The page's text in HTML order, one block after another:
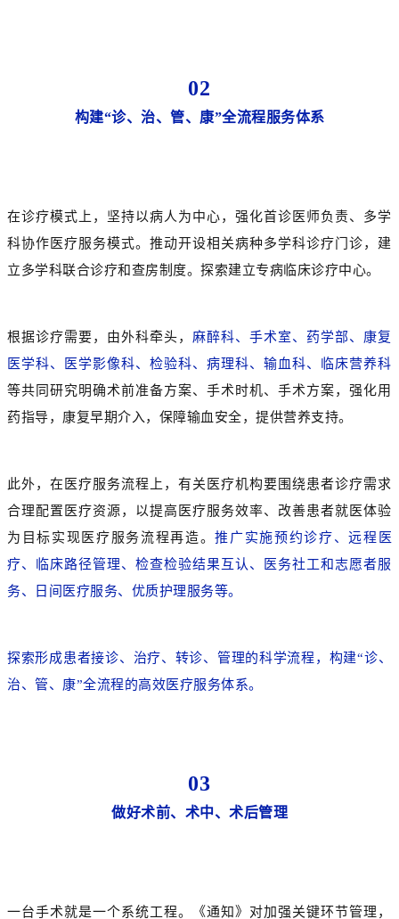
02
构建“诊、治、管、康”全流程服务体系
在诊疗模式上，坚持以病人为中心，强化首诊医师负责、多学
科协作医疗服务模式。推动开设相关病种多学科诊疗门诊，建
立多学科联合诊疗和查房制度。探索建立专病临床诊疗中心。
根据诊疗需要，由外科牵头， 麻醉科、手术室、药学部、康复
医学科、医学影像科、检验科、病理科、输血科、临床营养科
等共同研究明确术前准备方案、手术时机、手术方案，强化用
药指导，康复早期介入，保障输血安全，提供营养支持。
此外，在医疗服务流程上，有关医疗机构要围绕患者诊疗需求
合理配置医疗资源，以提高医疗服务效率、改善患者就医体验
为目标实现医疗服务流程再造。推广实施预约诊疗、远程医
疗、临床路径管理、检查检验结果互认、医务社工和志愿者服
务、日间医疗服务、优质护理服务等。
探索形成患者接诊、治疗、转诊、管理的科学流程，构建“诊、
治、管、康”全流程的高效医疗服务体系。
03
做好术前、术中、术后管理
一台手术就是一个系统工程。《通知》对加强关键环节管理，